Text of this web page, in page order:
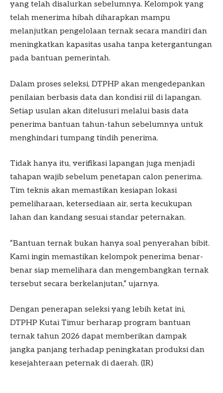
yang telah disalurkan sebelumnya. Kelompok yang
telah menerima hibah diharapkan mampu
melanjutkan pengelolaan ternak secara mandiri dan
meningkatkan kapasitas usaha tanpa ketergantungan
pada bantuan pemerintah.
Dalam proses seleksi, DTPHP akan mengedepankan
penilaian berbasis data dan kondisi riil di lapangan.
Setiap usulan akan ditelusuri melalui basis data
penerima bantuan tahun-tahun sebelumnya untuk
menghindari tumpang tindih penerima.
Tidak hanya itu, verifikasi lapangan juga menjadi
tahapan wajib sebelum penetapan calon penerima.
Tim teknis akan memastikan kesiapan lokasi
pemeliharaan, ketersediaan air, serta kecukupan
lahan dan kandang sesuai standar peternakan.
“Bantuan ternak bukan hanya soal penyerahan bibit.
Kami ingin memastikan kelompok penerima benar-
benar siap memelihara dan mengembangkan ternak
tersebut secara berkelanjutan,” ujarnya.
Dengan penerapan seleksi yang lebih ketat ini,
DTPHP Kutai Timur berharap program bantuan
ternak tahun 2026 dapat memberikan dampak
jangka panjang terhadap peningkatan produksi dan
kesejahteraan peternak di daerah. (IR)